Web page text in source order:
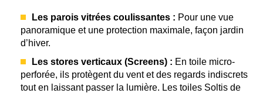
Les parois vitrées coulissantes : Pour une vue
panoramique et une protection maximale, façon jardin
d’hiver.
Les stores verticaux (Screens) : En toile micro-
perforée, ils protègent du vent et des regards indiscrets
tout en laissant passer la lumière. Les toiles Soltis de